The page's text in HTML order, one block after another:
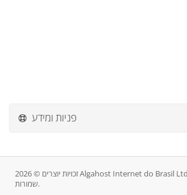
פניות ומידע
זכויות יוצרים © 2026 Algahost Internet do Brasil Ltda כל הזכויות
שמורות.